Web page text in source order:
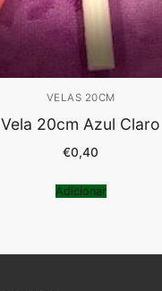
VELAS 20CM
Vela 20cm Azul Claro
€0,40
Adicionar